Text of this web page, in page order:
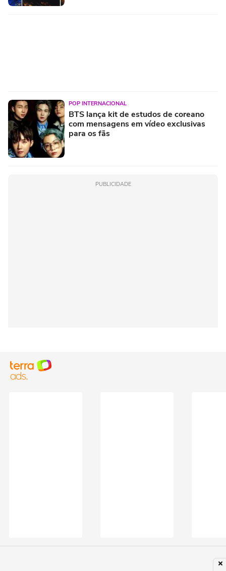
POP INTERNACIONAL
BTS lança kit de estudos de coreano
com mensagens em vídeo exclusivas
para os fãs
PUBLICIDADE